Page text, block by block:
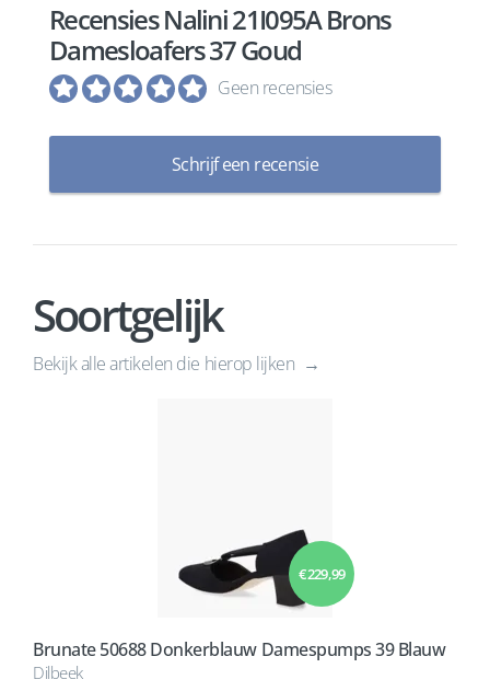
Recensies Nalini 21I095A Brons
Damesloafers 37 Goud
Geen recensies
Schrijf een recensie
Soortgelijk
Bekijk alle artikelen die hierop lijken
€ 229,99
Brunate 50688 Donkerblauw Damespumps 39 Blauw
Dilbeek